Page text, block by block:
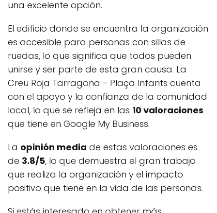
una excelente opción.
El edificio donde se encuentra la organización
es accesible para personas con sillas de
ruedas, lo que significa que todos pueden
unirse y ser parte de esta gran causa. La
Creu Roja Tarragona - Plaça Infants cuenta
con el apoyo y la confianza de la comunidad
local, lo que se refleja en las 10 valoraciones
que tiene en Google My Business.
La opinión media de estas valoraciones es
de 3.8/5, lo que demuestra el gran trabajo
que realiza la organización y el impacto
positivo que tiene en la vida de las personas.